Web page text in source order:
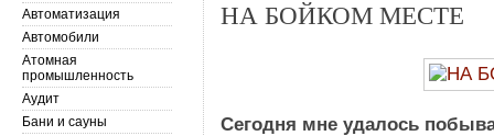
НА БОЙКОМ МЕСТЕ
Сегодня мне удалось
Автоматизация
Автомобили
Атомная
промышленность
Аудит
Бани и сауны